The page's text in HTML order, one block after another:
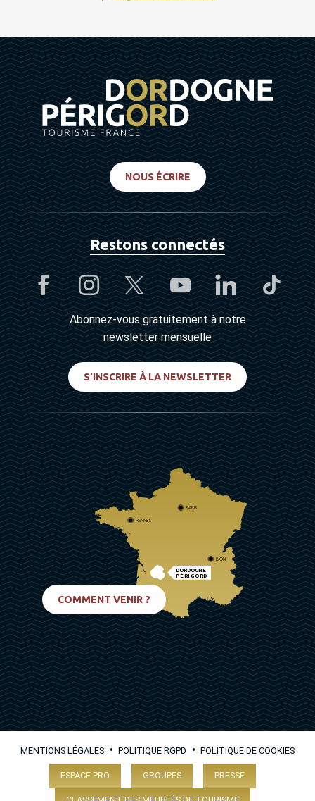
NOUS ÉCRIRE
Restons connectés
Abonnez-vous gratuitement à notre
newsletter mensuelle
S'INSCRIRE À LA NEWSLETTER
DORDOGNE
PÉRIGORD
PARIS
RENNES
LYON
COMMENT VENIR ?
MENTIONS LÉGALES • POLITIQUE RGPD • POLITIQUE DE COOKIES
ESPACE PRO GROUPES PRESSE